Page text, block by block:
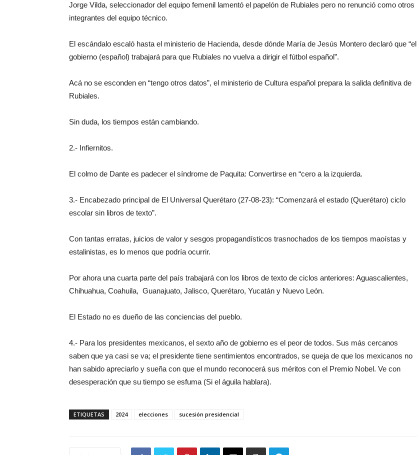
Jorge Vilda, seleccionador del equipo femenil lamentó el papelón de Rubiales pero no renunció como otros
integrantes del equipo técnico.
El escándalo escaló hasta el ministerio de Hacienda, desde dónde María de Jesús Montero declaró que “el
gobierno (español) trabajará para que Rubiales no vuelva a dirigir el fútbol español”.
Acá no se esconden en “tengo otros datos”, el ministerio de Cultura español prepara la salida definitiva de
Rubiales.
Sin duda, los tiempos están cambiando.
2.- Infiernitos.
El colmo de Dante es padecer el síndrome de Paquita: Convertirse en “cero a la izquierda.
3.- Encabezado principal de El Universal Querétaro (27-08-23): “Comenzará el estado (Querétaro) ciclo
escolar sin libros de texto”.
Con tantas erratas, juicios de valor y sesgos propagandísticos trasnochados de los tiempos maoístas y
estalinistas, es lo menos que podría ocurrir.
Por ahora una cuarta parte del país trabajará con los libros de texto de ciclos anteriores: Aguascalientes,
Chihuahua, Coahuila, Guanajuato, Jalisco, Querétaro, Yucatán y Nuevo León.
El Estado no es dueño de las conciencias del pueblo.
4.- Para los presidentes mexicanos, el sexto año de gobierno es el peor de todos. Sus más cercanos
saben que ya casi se va; el presidente tiene sentimientos encontrados, se queja de que los mexicanos no
han sabido apreciarlo y sueña con que el mundo reconocerá sus méritos con el Premio Nobel. Ve con
desesperación que su tiempo se esfuma (Si el águila hablara).
ETIQUETAS 2024 elecciones sucesión presidencial